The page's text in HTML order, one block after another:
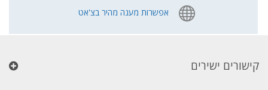
אפשרות מענה מהיר בצ'אט
קישורים ישירים